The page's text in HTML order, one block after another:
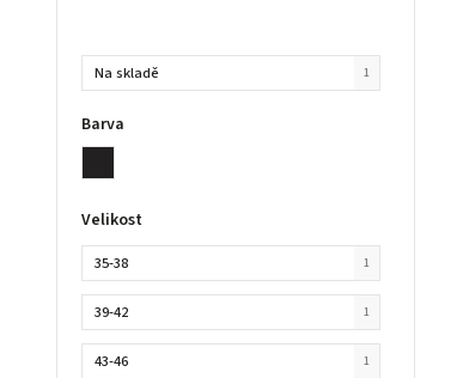
Na skladě 1
Barva
Velikost
35-38 1
39-42 1
43-46 1